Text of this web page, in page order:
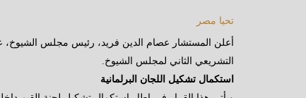
تحيا مصر
أعلن المستشار عصام الدين فريد، رئيس مجلس الشيوخ،
التشريعي الثاني لمجلس الشيوخ.
استكمال تشكيل اللجان البرلمانية